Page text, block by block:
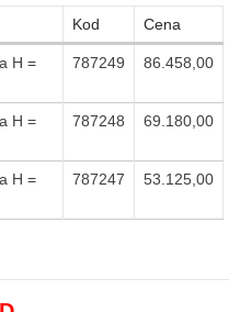
Kod Cena
H =
787249 86.458,00
H =
787248 69.180,00
H =
787247 53.125,00